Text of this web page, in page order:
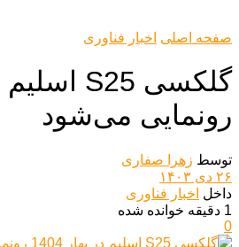
صفحه اصلی اخبار فناوری
رونمایی می‌شود
توسط زهرا صفاری
۲۶ دی ۱۴۰۳
داخل اخبار فناوری
1 دقیقه خوانده شده
0